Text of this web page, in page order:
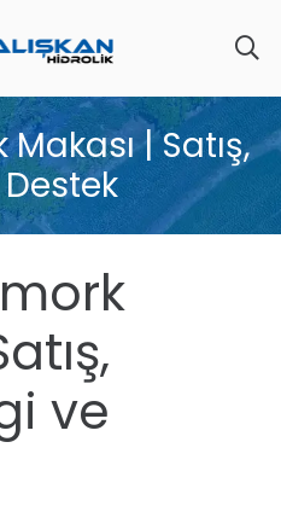
| Satış,
ve